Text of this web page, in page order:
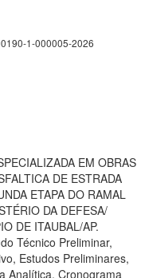
1-000005-2026
EM OBRAS
DE ESTRADA
ETAPA DO RAMAL
DA DEFESA/
DE ITAUBAL/AP.
Técnico Preliminar,
Estudos Preliminares,
Analítica, Cronograma